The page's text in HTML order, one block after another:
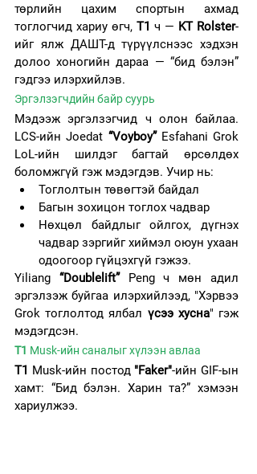
төрлийн цахим спортын ахмад
тоглогчид хариу өгч, T1 ч — KT Rolster-
ийг ялж ДАШТ-д түрүүлснээс хэдхэн
долоо хоногийн дараа — “бид бэлэн”
гэдгээ илэрхийлэв.
Эргэлзэгчдийн байр суурь
Мэдээж эргэлзэгчид ч олон байлаа.
LCS-ийн Joedat “Voyboy” Esfahani Grok
LoL-ийн шилдэг багтай өрсөлдөх
боломжгүй гэж мэдэгдэв. Учир нь:
Тоглолтын төвөгтэй байдал
Багын зохицон тоглох чадвар
Нөхцөл байдлыг ойлгох, дүгнэх
чадвар зэргийг хиймэл оюун ухаан
одоогоор гүйцэхгүй гэжээ.
Yiliang “Doublelift” Peng ч мөн адил
эргэлзэж буйгаа илэрхийлээд, "Хэрвээ
Grok тоглолтод ялбал үсээ хусна" гэж
мэдэгдсэн.
T1 Musk-ийн саналыг хүлээн авлаа
T1 Musk-ийн постод "Faker"-ийн GIF-ын
хамт: “Бид бэлэн. Харин та?” хэмээн
хариулжээ.